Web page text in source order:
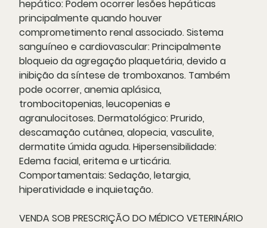
hepático: Podem ocorrer lesões hepáticas
principalmente quando houver
comprometimento renal associado. Sistema
sanguíneo e cardiovascular: Principalmente
bloqueio da agregação plaquetária, devido a
inibição da síntese de tromboxanos. Também
pode ocorrer, anemia aplásica,
trombocitopenias, leucopenias e
agranulocitoses. Dermatológico: Prurido,
descamação cutânea, alopecia, vasculite,
dermatite úmida aguda. Hipersensibilidade:
Edema facial, eritema e urticária.
Comportamentais: Sedação, letargia,
hiperatividade e inquietação.
VENDA SOB PRESCRIÇÃO DO MÉDICO VETERINÁRIO